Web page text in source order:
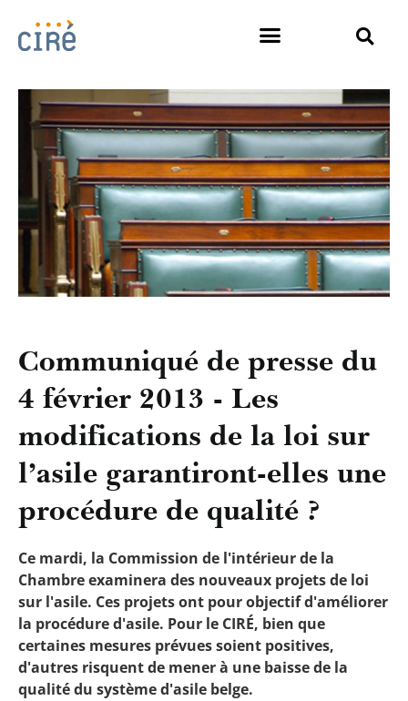
Communiqué de presse du
4 février 2013 - Les
modifications de la loi sur
l’asile garantiront-elles une
procédure de qualité ?
Ce mardi, la Commission de l'intérieur de la
Chambre examinera des nouveaux projets de loi
sur l'asile. Ces projets ont pour objectif d'améliorer
la procédure d'asile. Pour le CIRÉ, bien que
certaines mesures prévues soient positives,
d'autres risquent de mener à une baisse de la
qualité du système d'asile belge.